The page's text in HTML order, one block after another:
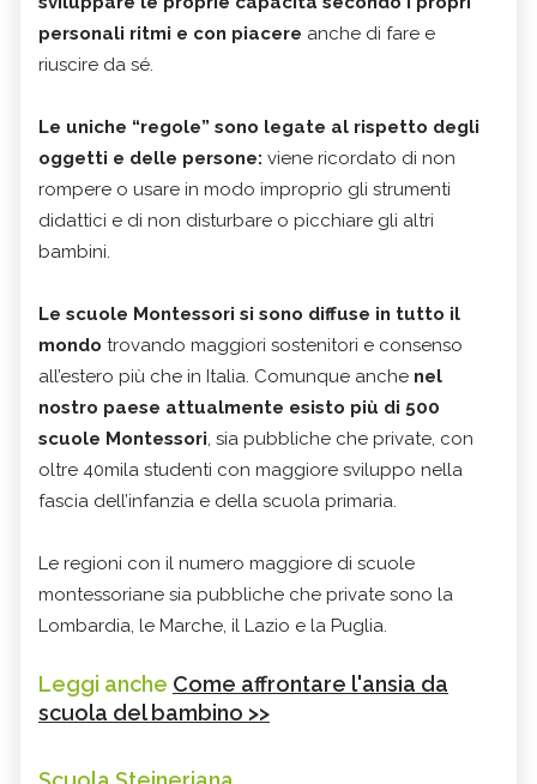
personali ritmi e con piacere anche di fare e
riuscire da sé.
Le uniche “regole” sono legate al rispetto degli
oggetti e delle persone: viene ricordato di non
rompere o usare in modo improprio gli strumenti
didattici e di non disturbare o picchiare gli altri
bambini.
Le scuole Montessori si sono diffuse in tutto il
mondo trovando maggiori sostenitori e consenso
all’estero più che in Italia. Comunque anche nel
nostro paese attualmente esisto più di 500
scuole Montessori, sia pubbliche che private, con
oltre 40mila studenti con maggiore sviluppo nella
fascia dell’infanzia e della scuola primaria.
Le regioni con il numero maggiore di scuole
montessoriane sia pubbliche che private sono la
Lombardia, le Marche, il Lazio e la Puglia.
Leggi anche Come affrontare l'ansia da
scuola del bambino >>